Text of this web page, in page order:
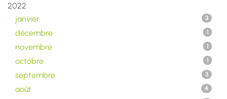
2022
janvier
3
décembre 1
novembre 1
octobre 1
septembre 3
août 4